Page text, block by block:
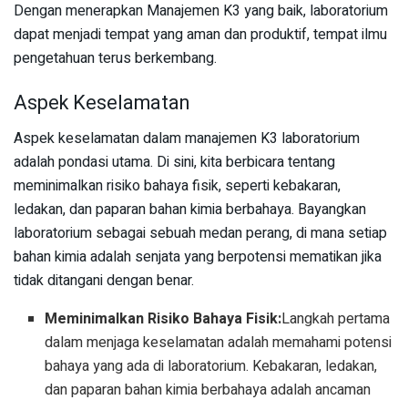
Dengan menerapkan Manajemen K3 yang baik, laboratorium
dapat menjadi tempat yang aman dan produktif, tempat ilmu
pengetahuan terus berkembang.
Aspek Keselamatan
Aspek keselamatan dalam manajemen K3 laboratorium
adalah pondasi utama. Di sini, kita berbicara tentang
meminimalkan risiko bahaya fisik, seperti kebakaran,
ledakan, dan paparan bahan kimia berbahaya. Bayangkan
laboratorium sebagai sebuah medan perang, di mana setiap
bahan kimia adalah senjata yang berpotensi mematikan jika
tidak ditangani dengan benar.
Meminimalkan Risiko Bahaya Fisik:Langkah pertama
dalam menjaga keselamatan adalah memahami potensi
bahaya yang ada di laboratorium. Kebakaran, ledakan,
dan paparan bahan kimia berbahaya adalah ancaman